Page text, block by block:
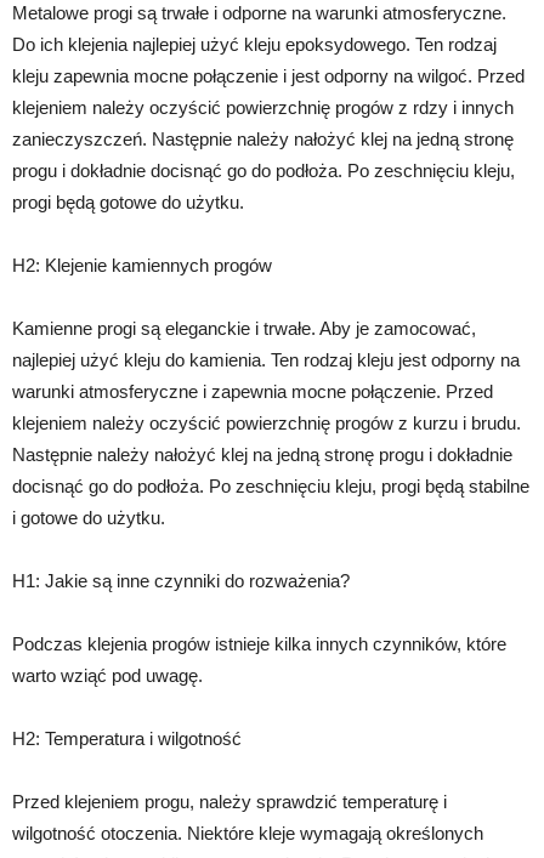
Metalowe progi są trwałe i odporne na warunki atmosferyczne.
Do ich klejenia najlepiej użyć kleju epoksydowego. Ten rodzaj
kleju zapewnia mocne połączenie i jest odporny na wilgoć. Przed
klejeniem należy oczyścić powierzchnię progów z rdzy i innych
zanieczyszczeń. Następnie należy nałożyć klej na jedną stronę
progu i dokładnie docisnąć go do podłoża. Po zeschnięciu kleju,
progi będą gotowe do użytku.
H2: Klejenie kamiennych progów
Kamienne progi są eleganckie i trwałe. Aby je zamocować,
najlepiej użyć kleju do kamienia. Ten rodzaj kleju jest odporny na
warunki atmosferyczne i zapewnia mocne połączenie. Przed
klejeniem należy oczyścić powierzchnię progów z kurzu i brudu.
Następnie należy nałożyć klej na jedną stronę progu i dokładnie
docisnąć go do podłoża. Po zeschnięciu kleju, progi będą stabilne
i gotowe do użytku.
H1: Jakie są inne czynniki do rozważenia?
Podczas klejenia progów istnieje kilka innych czynników, które
warto wziąć pod uwagę.
H2: Temperatura i wilgotność
Przed klejeniem progu, należy sprawdzić temperaturę i
wilgotność otoczenia. Niektóre kleje wymagają określonych